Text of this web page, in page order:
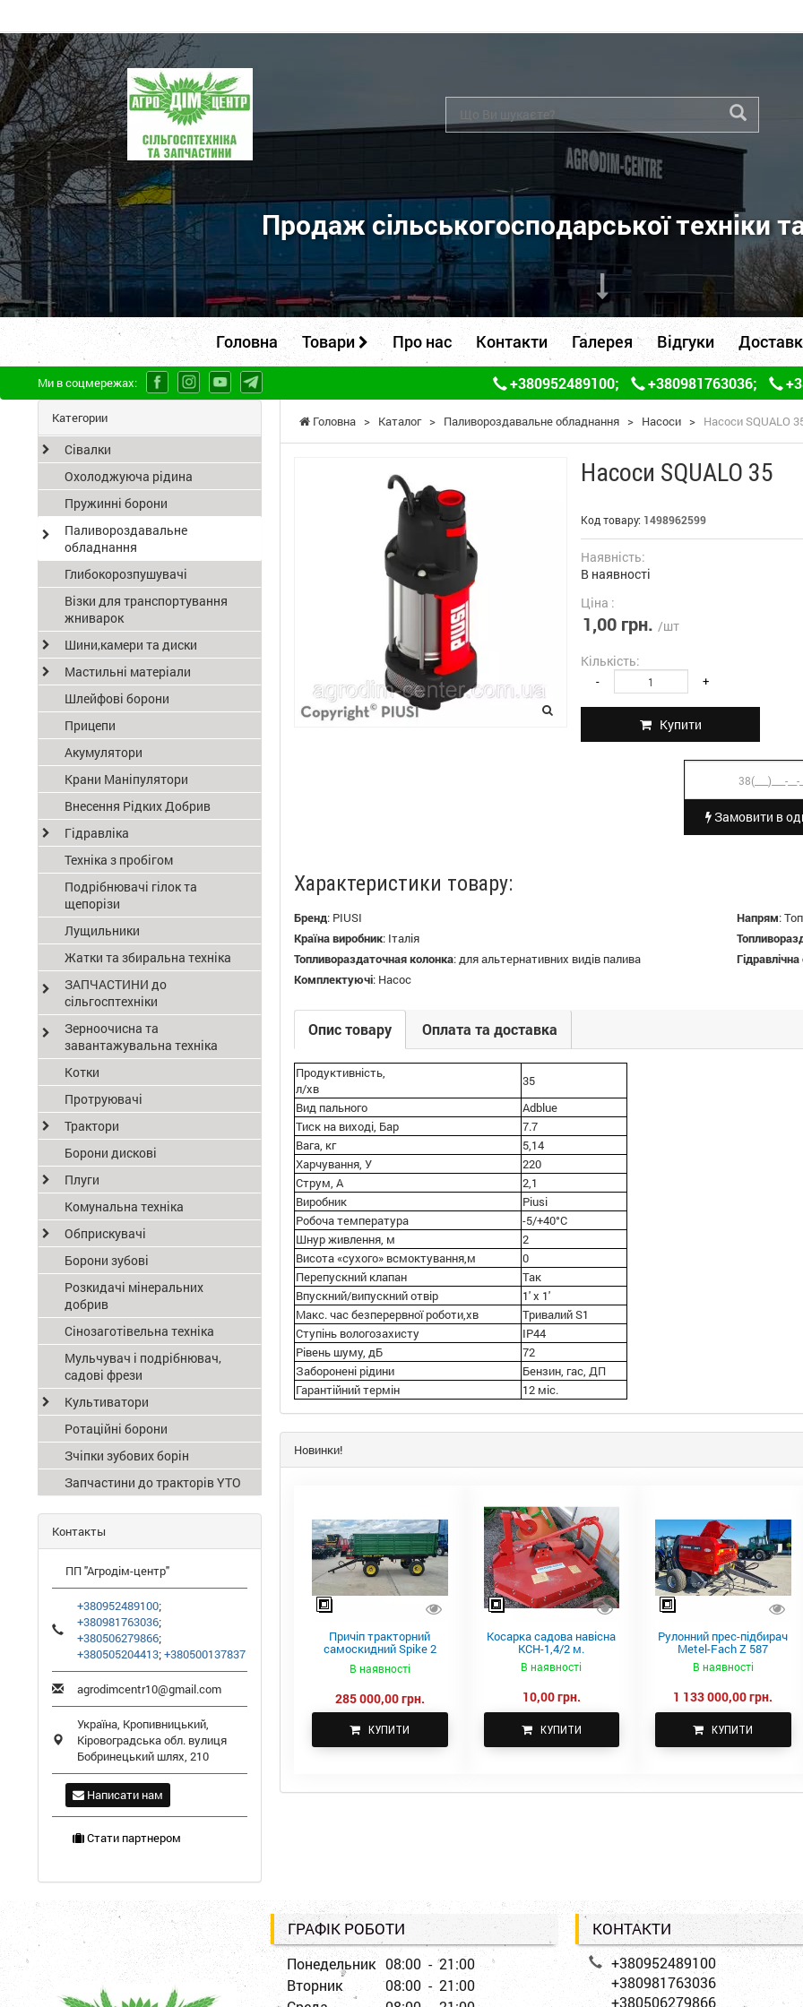
ПП
"Агродім-
центр"
-
продаж
сільськогосподарської
техніки
та
запчастин
Продаж сільськогосподарської техніки
Головна Товари Про нас Контакти Галерея Відгуки
Ми в соцмережах: +380952489100; +380981763036;
Головна > Каталог > Паливороздавальне обладнання > Насоси > Насоси SQUALO
Насоси SQUALO 35
Код товару: 1498962599
Наявність:
В наявності
Ціна :
1,00 грн. /шт
Кількість:
- +
Купити
Замовити в
Характеристики товару:
Бренд: PIUSI Напрям:
Країна виробник: Італія
Топливораздаточная колонка:для альтернативних видів палива
Комплектуючі: Насос
Опис товару Оплата та доставка
Продуктивність,
л/хв
35
Вид пального
Adblue
Тиск на виході, Бар
7.7
Вага, кг
5,14
Харчування, У
220
Струм, А
2,1
Виробник
Piusi
Робоча температура
-5/+40°С
Шнур живлення, м
2
Висота «сухого» всмоктування,м
0
Перепускний клапан
Так
Впускний/випускний отвір
1' x 1'
Макс. час безперервної роботи,хв
Тривалий S1
Ступінь вологозахисту
IP44
Рівень шуму, дБ
72
Заборонені рідини
Бензин, гас, ДП
Гарантійний термін
12 міс.
Новинки!
Причіп тракторний
самоскидний Spike 2
В наявності
285 000,00 грн.
КУПИТИ
Косарка садова навісна
КСН-1,4/2 м.
В наявності
10,00 грн.
КУПИТИ
Рулонний прес-підбирач
Metel-Fach Z 587
В наявності
1 133 000,00 грн.
КУПИТИ
Категории
Сівалки
Охолоджуюча рідина
Пружинні борони
Паливороздавальне
обладнання
Глибокорозпушувачі
Візки для транспортування
жниварок
Шини,камери та диски
Мастильні матеріали
Шлейфові борони
Прицепи
Акумулятори
Крани Маніпулятори
Внесення Рідких Добрив
Гідравліка
Техніка з пробігом
Подрібнювачі гілок та
щепорізи
Лущильники
Жатки та збиральна техніка
ЗАПЧАСТИНИ до
сільгосптехніки
Зерноочисна та
завантажувальна техніка
Котки
Протруювачі
Трактори
Борони дискові
Плуги
Комунальна техніка
Обприскувачі
Борони зубові
Розкидачі мінеральних
добрив
Сінозаготівельна техніка
Мульчувач і подрібнювач,
садові фрези
Культиватори
Ротаційні борони
Зчіпки зубових борін
Запчастини до тракторів YTO
Контакты
ПП "Агродім-центр"
+380952489100;
+380981763036;
+380506279866;
+380505204413;+380500137837
agrodimcentr10@gmail.com
Україна, Кропивницький,
Кіровоградська обл. вулиця
Бобринецький шлях, 210
Написати нам
Стати партнером
ГРАФІК РОБОТИ
Понедельник 08:00 - 21:00
Вторник
08:00 - 21:00
КОНТАКТИ
+380952489100
+380981763036
+380506279866